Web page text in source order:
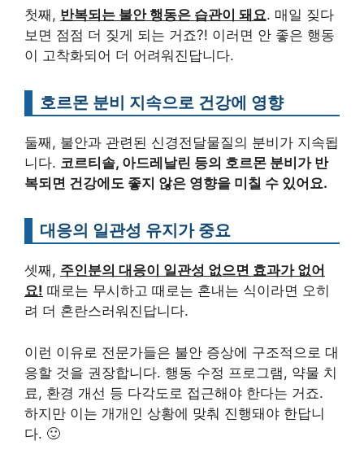
첫째, 반복되는 불안 행동은 습관이 돼요. 매일 짖다
보면 점점 더 짖게 되는 거죠?! 이러면 안 좋은 행동
이 고착화되어 더 어려워진답니다.
호르몬 분비 지속으로 건강에 영향
둘째, 불안과 관련된 신경전달물질의 분비가 지속됩
니다. 코르티솔, 아드레날린 등의 호르몬 분비가 반
복되면 건강에도 좋지 않은 영향을 미칠 수 있어요.
대응의 일관성 유지가 중요
셋째, 주인분의 대응이 일관성 없으면 효과가 없어
요! 때로는 무시하고 때로는 혼내는 식이라면 오히
려 더 혼란스러워진답니다.
이런 이유로 전문가들은 불안 증상에 구조적으로 대
응할 것을 권장합니다. 행동 수정 프로그램, 약물 치
료, 환경 개선 등 다각도로 접근해야 한다는 거죠.
하지만 이는 개개인 상황에 맞춰 진행돼야 한답니
다. 🙂